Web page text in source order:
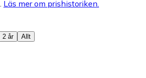
Läs mer om prishistoriken.
2 år Allt